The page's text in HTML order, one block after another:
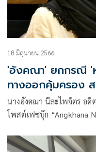
18 มิถุนายน 2566
'อังคณา' ยกกรณี '
ทางออกคุ้มครอง
ปกครอง
นางอังคณา นีละไพจิตร อ
โพสต์เฟซบุ๊ก “Angkhana